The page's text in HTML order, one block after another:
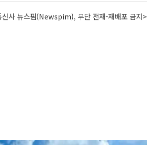
신사 뉴스핌(Newspim), 무단 전재-재배포 금지>